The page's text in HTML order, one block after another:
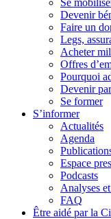
Se
Devenir
Faire un
Legs,
Acheter
Offres
Pourquoi
Devenir
Se former
S’informer
Actualités
Agenda
Espace
Podcasts
Analyses
FAQ
Être aidé par la